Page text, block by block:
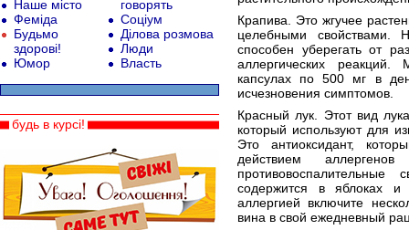
Крапива. Это жгучее
целебными свойствами.
способен уберегать от
аллергических
капсулах по 500 мг в
исчезновения симптомов.
Красный лук. Этот вид
который используют для
Это антиоксидант,
действием
содержится в яблоках
аллергией включите
вина в свой ежедневный
Наше місто
Феміда
Будьмо
здорові!
Юмор
говорять
Соціум
Ділова розмова
Люди
Власть
будь в курсі!